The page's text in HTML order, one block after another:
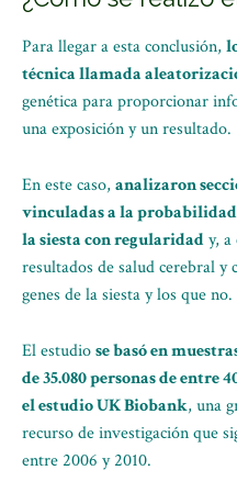
Para llegar a esta conclusión,
técnica llamada
genética para proporcionar
una exposición y un resultado.
En este caso, analizaron
vinculadas a la
la siesta con regularidady,
resultados de salud cerebral y
genes de la siesta y los que no.
El estudiose basó en
de 35.080 personas de entre
el estudio UK Biobank, una
recurso de investigación que
entre 2006 y 2010.